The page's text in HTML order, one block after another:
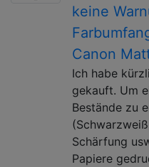
keine
Canon
Ich habe
gekauft. Um
Bestände zu
Schärfung
Papiere